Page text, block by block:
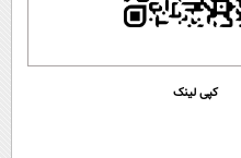
کپی لینک